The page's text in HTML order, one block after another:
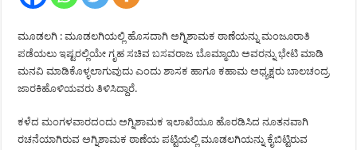
ಮೂಡಲಗಿ : ಮೂಡಲಗಿಯಲ್ಲಿ ಹೊಸದಾಗಿ ಅಗ್ನಿಶಾಮಕ ಠಾಣೆಯನ್ನು ಮಂಜೂರಾತಿ
ಪಡೆಯಲು ಇಷ್ಟರಲ್ಲಿಯೇ ಗೃಹ ಸಚಿವ ಬಸವರಾಜ ಬೊಮ್ಮಾಯಿ ಅವರನ್ನು ಭೇಟಿ ಮಾಡಿ
ಮನವಿ ಮಾಡಿಕೊಳ್ಳಲಾಗುವುದು ಎಂದು ಶಾಸಕ ಹಾಗೂ ಕಹಾಮ ಅಧ್ಯಕ್ಷರು ಬಾಲಚಂದ್ರ
ಜಾರಕಿಹೊಳಿಯವರು ತಿಳಿಸಿದ್ದಾರೆ.
ಕಳೆದ ಮಂಗಳವಾರದಂದು ಅಗ್ನಿಶಾಮಕ ಇಲಾಖೆಯೂ ಹೊರಡಿಸಿದ ನೂತನವಾಗಿ
ರಚನೆಯಾಗಿರುವ ಅಗ್ನಿಶಾಮಕ ಠಾಣೆಯ ಪಟ್ಟಿಯಲ್ಲಿ ಮೂಡಲಗಿಯನ್ನು ಕೈಬಿಟ್ಟಿರುವ